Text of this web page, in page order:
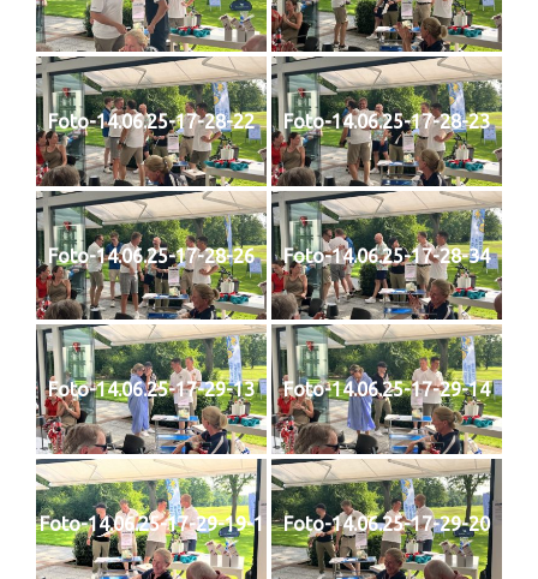
Foto-14.06.25-17-28-22 Foto-14.06.25-17-28-23
Foto-14.06.25-17-28-26 Foto-14.06.25-17-28-34
Foto-14.06.25-17-29-13 Foto-14.06.25-17-29-14
Foto-14.06.25-17-29-19-1 Foto-14.06.25-17-29-20